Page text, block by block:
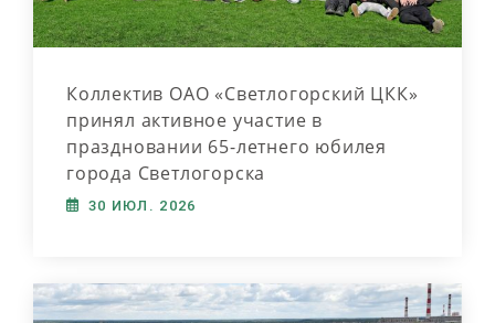
Коллектив ОАО «Светлогорский ЦКК»
принял активное участие в
праздновании 65-летнего юбилея
города Светлогорска
30 ИЮЛ. 2026